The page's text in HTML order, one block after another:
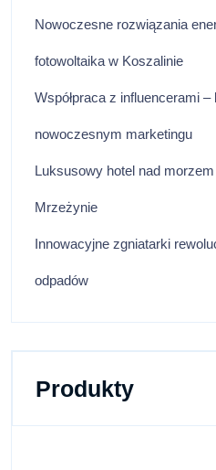
Nowoczesne rozwiązania
fotowoltaika w Koszalinie
Współpraca z influencerami
nowoczesnym marketingu
Luksusowy hotel nad
Mrzeżynie
Innowacyjne zgniatarki
odpadów
Produkty